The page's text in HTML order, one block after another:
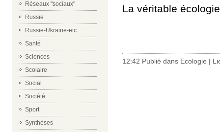
Réseaux "sociaux"
Russie
Russie-Ukraine-etc
Santé
Sciences
Scolaire
Social
Société
Sport
Synthèses
La véritable
12:42 Publié dans Ecologie |